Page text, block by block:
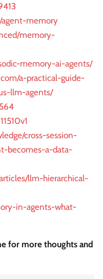
memory
memory-
memory-ai-agents/
a-practical-guide-
llm-agents/
cross-session-
becomes-a-data-
llm-hierarchical-
in-agents-what-
for more thoughts and